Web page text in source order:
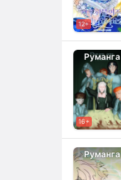
12+
Руманга
16+
Руманга